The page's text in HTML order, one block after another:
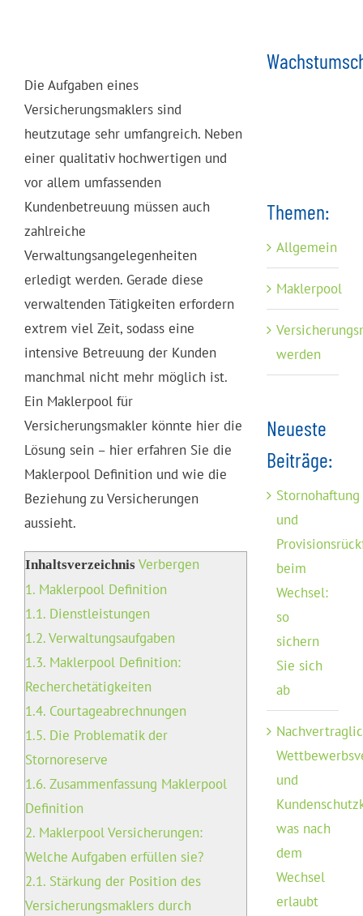
Die Aufgaben eines
Versicherungsmaklers sind
heutzutage sehr umfangreich. Neben
einer qualitativ hochwertigen und
vor allem umfassenden
Kundenbetreuung müssen auch
zahlreiche
Verwaltungsangelegenheiten
erledigt werden. Gerade diese
verwaltenden Tätigkeiten erfordern
extrem viel Zeit, sodass eine
intensive Betreuung der Kunden
manchmal nicht mehr möglich ist.
Ein Maklerpool für
Versicherungsmakler könnte hier die
Lösung sein – hier erfahren Sie die
Maklerpool Definition und wie die
Beziehung zu Versicherungen
aussieht.
Inhaltsverzeichnis Verbergen
1. Maklerpool Definition
1.1. Dienstleistungen
1.2.Verwaltungsaufgaben
1.3. Maklerpool Definition:
Recherchetätigkeiten
1.4. Courtageabrechnungen
1.5. Die Problematik der
Stornoreserve
1.6. Zusammenfassung Maklerpool
Definition
2. Maklerpool Versicherungen:
Welche Aufgaben erfüllen sie?
2.1. Stärkung der Position des
Versicherungsmaklers durch
Themen:
Allgemein
Maklerpool
werden
Neueste
Beiträge:
Stornohaftung
und
beim
Wechsel:
so
sichern
Sie sich
ab
und
was nach
dem
Wechsel
erlaubt